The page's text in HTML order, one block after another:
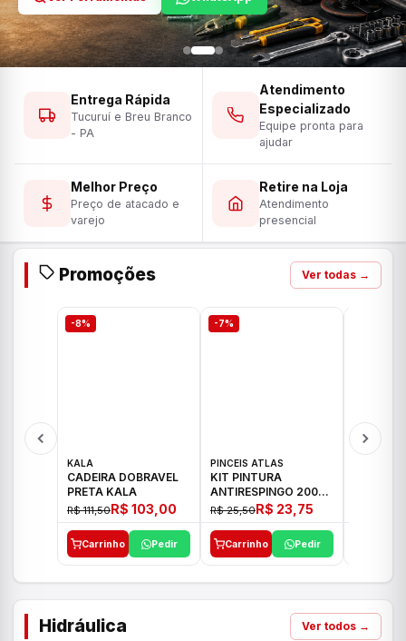
Entrega Rápida
Tucuruí e Breu Branco
- PA
Atendimento
Especializado
Equipe pronta para
ajudar
Melhor Preço
Preço de atacado e
varejo
Retire na Loja
Atendimento
presencial
Promoções Ver todas →
-8%
KALA
CADEIRA DOBRAVEL
PRETA KALA
R$ 111,50R$ 103,00
Carrinho Pedir
-7%
PINCEIS ATLAS
KIT PINTURA
ANTIRESPINGO 2003
ATLAS 03 PCS
R$ 25,50R$ 23,75
Carrinho Pedir
Hidráulica Ver todos →